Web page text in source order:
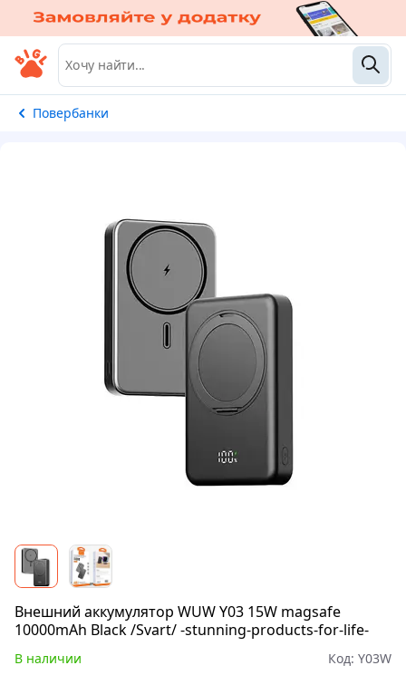
Повербанки
Внешний аккумулятор WUW Y03 15W magsafe
10000mAh Black /Svart/ -stunning-products-for-life-
В наличии Код: Y03W